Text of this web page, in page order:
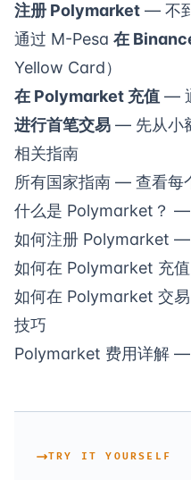
注册 Polymarket — 不
通过 M-Pesa 在
Yellow Card）
在 Polymarket 充值 —
进行首笔交易 — 先从小
相关指南
所有国家指南 — 查看每
什么是 Polymarket？ —
如何注册 Polymarket —
如何在 Polymarket 充值
如何在 Polymarket 交易
技巧
Polymarket 费用详解 —
TRY IT YOURSELF